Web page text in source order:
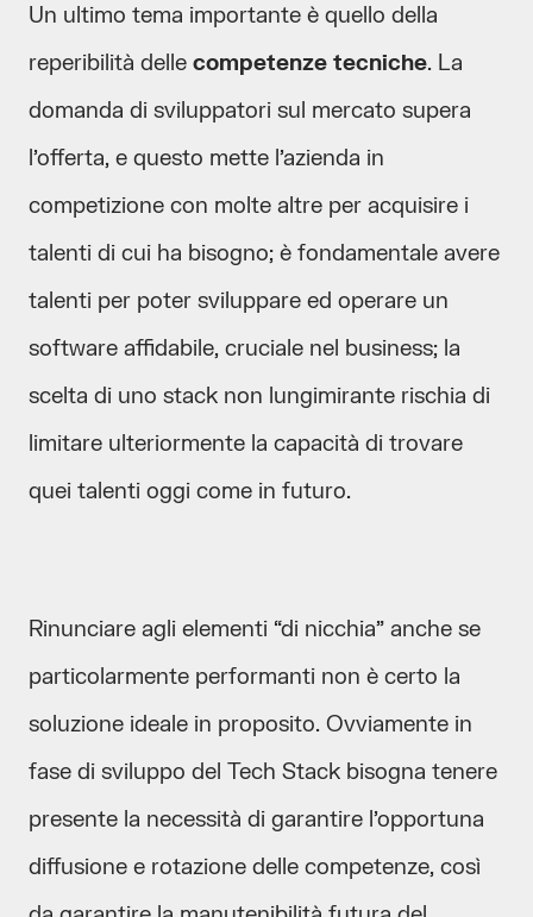
Un ultimo tema importante è quello della
reperibilità delle competenze tecniche. La
domanda di sviluppatori sul mercato supera
l’offerta, e questo mette l’azienda in
competizione con molte altre per acquisire i
talenti di cui ha bisogno; è fondamentale avere
talenti per poter sviluppare ed operare un
software affidabile, cruciale nel business; la
scelta di uno stack non lungimirante rischia di
limitare ulteriormente la capacità di trovare
quei talenti oggi come in futuro.
Rinunciare agli elementi “di nicchia” anche se
particolarmente performanti non è certo la
soluzione ideale in proposito. Ovviamente in
fase di sviluppo del Tech Stack bisogna tenere
presente la necessità di garantire l’opportuna
diffusione e rotazione delle competenze, così